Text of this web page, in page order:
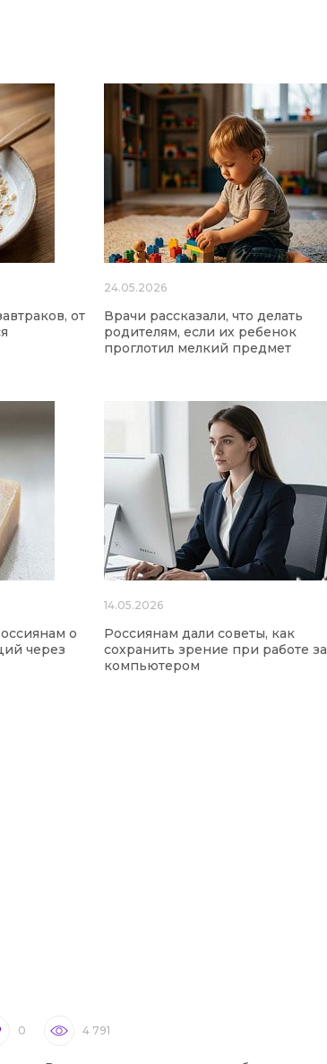
от
24.05.2026
Врачи рассказали, что делать
родителям, если их ребенок
проглотил мелкий предмет
о
через
14.05.2026
Россиянам дали советы, как
сохранить зрение при работе за
компьютером
0 4 791